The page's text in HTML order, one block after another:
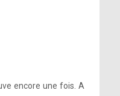
encore une fois. A